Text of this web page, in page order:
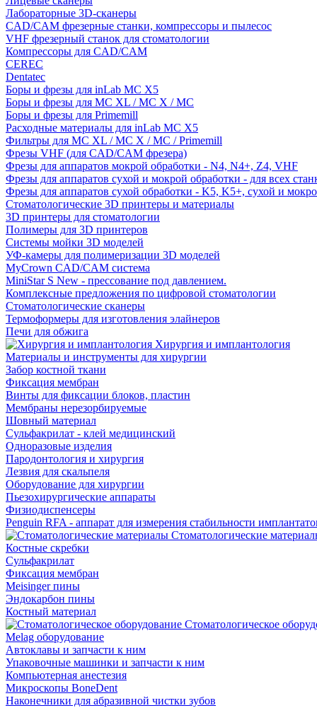
Лабораторные 3D-сканеры
CAD/CAM фрезерные станки, компрессоры и пылесос
VHF фрезерный станок для стоматологии
Компрессоры для CAD/CAM
CEREC
Dentatec
Боры и фрезы для inLab MC X5
Боры и фрезы для MC XL / MC X / MC
Боры и фрезы для Primemill
Расходные материалы для inLab MC X5
Фильтры для MC XL / MC X / MC / Primemill
Фрезы VHF (для CAD/CAM фрезера)
Фрезы для аппаратов мокрой обработки - N4, N4+, Z4, VHF
Фрезы для аппаратов сухой и мокрой обработки - для всех
Фрезы для аппаратов сухой обработки - K5, K5+, сухой и
Стоматологические 3D принтеры и материалы
3D принтеры для стоматологии
Полимеры для 3D принтеров
Системы мойки 3D моделей
УФ-камеры для полимеризации 3D моделей
MyCrown CAD/CAM система
MiniStar S New - прессование под давлением.
Комплексные предложения по цифровой стоматологии
Стоматологические сканеры
Термоформеры для изготовления элайнеров
Печи для обжига
Хирургия и имплантология
Материалы и инструменты для хирургии
Забор костной ткани
Фиксация мембран
Винты для фиксации блоков, пластин
Мембраны нерезорбируемые
Шовный материал
Сульфакрилат - клей медицинский
Одноразовые изделия
Пародонтология и хирургия
Лезвия для скальпеля
Оборудование для хирургии
Пьезохирургические аппараты
Физиодиспенсеры
Penguin RFA - аппарат для измерения стабильности
Стоматологические
Костные скребки
Сульфакрилат
Фиксация мембран
Meisinger пины
Эндокарбон пины
Костный материал
Стоматологическое
Melag оборудование
Автоклавы и запчасти к ним
Упаковочные машинки и запчасти к ним
Компьютерная анестезия
Микроскопы BoneDent
Наконечники для абразивной чистки зубов